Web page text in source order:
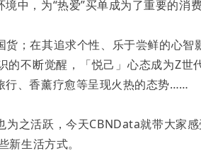
中，为“热爱”买单成为了重要的消费
；在其追求个性、乐于尝鲜的心智
的不断觉醒，「悦己」心态成为Z世
行、香薰疗愈等呈现火热的态势……
之活跃，今天CBNData就带大家
生活方式。